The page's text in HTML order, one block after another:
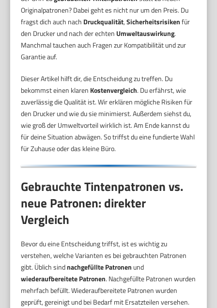
Originalpatronen? Dabei geht es nicht nur um den Preis. Du
fragst dich auch nach Druckqualität,Sicherheitsrisikenfür
den Drucker und nach der echten Umweltauswirkung.
Manchmal tauchen auch Fragen zur Kompatibilität und zur
Garantie auf.
Dieser Artikel hilft dir, die Entscheidung zu treffen. Du
bekommst einen klaren Kostenvergleich. Du erfährst, wie
zuverlässig die Qualität ist. Wir erklären mögliche Risiken für
den Drucker und wie du sie minimierst. Außerdem siehst du,
wie groß der Umweltvorteil wirklich ist. Am Ende kannst du
für deine Situation abwägen. So triffst du eine fundierte Wahl
für Zuhause oder das kleine Büro.
Gebrauchte Tintenpatronen vs.
neue Patronen: direkter
Vergleich
Bevor du eine Entscheidung triffst, ist es wichtig zu
verstehen, welche Varianten es bei gebrauchten Patronen
gibt. Üblich sindnachgefüllte Patronen und
wiederaufbereitete Patronen. Nachgefüllte Patronen wurden
mehrfach befüllt. Wiederaufbereitete Patronen wurden
geprüft, gereinigt und bei Bedarf mit Ersatzteilen versehen.